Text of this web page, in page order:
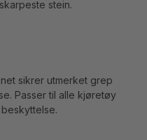
stein.
sikrer utmerket grep
Passer til alle kjøretøy